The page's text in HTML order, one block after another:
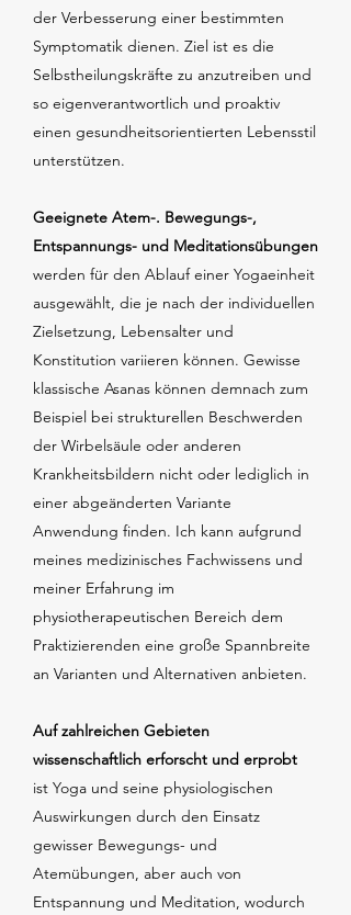
der Verbesserung einer bestimmten
Symptomatik dienen. Ziel ist es die
Selbstheilungskräfte zu anzutreiben und
so eigenverantwortlich und proaktiv
einen gesundheitsorientierten Lebensstil
unterstützen.
Geeignete Atem-. Bewegungs-,
Entspannungs- und Meditationsübungen
werden für den Ablauf einer Yogaeinheit
ausgewählt, die je nach der individuellen
Zielsetzung, Lebensalter und
Konstitution variieren können. Gewisse
klassische Asanas können demnach zum
Beispiel bei strukturellen Beschwerden
der Wirbelsäule oder anderen
Krankheitsbildern nicht oder lediglich in
einer abgeänderten Variante
Anwendung finden. Ich kann aufgrund
meines medizinisches Fachwissens und
meiner Erfahrung im
physiotherapeutischen Bereich dem
Praktizierenden eine große Spannbreite
an Varianten und Alternativen anbieten.
Auf zahlreichen Gebieten
wissenschaftlich erforscht und erprobt
ist Yoga und seine physiologischen
Auswirkungen durch den Einsatz
gewisser Bewegungs- und
Atemübungen, aber auch von
Entspannung und Meditation, wodurch